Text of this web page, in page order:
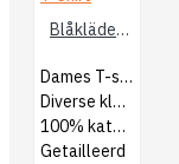
Blåkläder 3334 Dames T-Shirt
Dames T-shirt
Diverse kleuren
100% katoen
Getailleerd